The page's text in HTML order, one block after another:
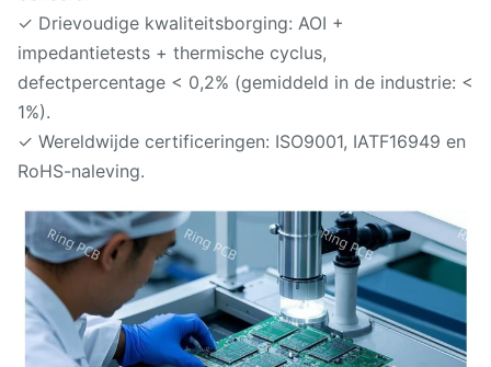
✓ Drievoudige kwaliteitsborging: AOI +
impedantietests + thermische cyclus,
defectpercentage < 0,2% (gemiddeld in de industrie: <
1%).
✓ Wereldwijde certificeringen: ISO9001, IATF16949 en
RoHS-naleving.